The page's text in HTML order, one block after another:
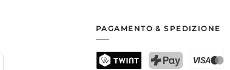
PAGAMENTO & SPEDIZIONE